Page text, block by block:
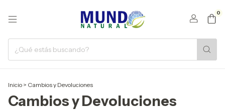
0
Inicio > Cambios y Devoluciones
Cambios y Devoluciones